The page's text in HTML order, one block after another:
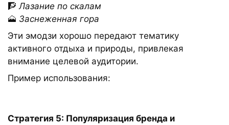
🧗 Лазание по скалам
🗻 Заснеженная гора
Эти эмодзи хорошо передают тематику
активного отдыха и природы, привлекая
внимание целевой аудитории.
Пример использования:
Стратегия 5: Популяризация бренда и